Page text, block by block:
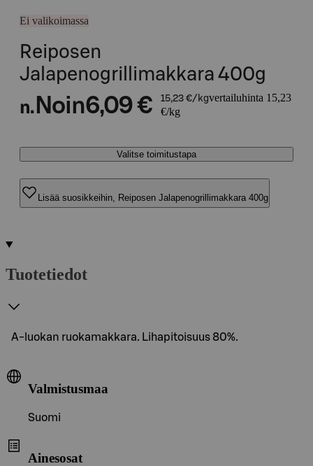
Ei valikoimassa
Reiposen
Jalapenogrillimakkara 400g
n. Noin6,09 € 15,23 €/kgvertailuhinta 15,23
€/kg
Valitse toimitustapa
Lisää suosikkeihin, Reiposen Jalapenogrillimakkara 400g
Tuotetiedot
A-luokan ruokamakkara. Lihapitoisuus 80%.
Valmistusmaa
Suomi
Ainesosat